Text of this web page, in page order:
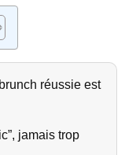
réussie est
jamais trop